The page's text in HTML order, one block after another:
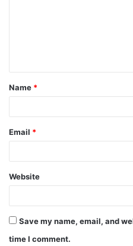
Name *
Email *
Website
Save my name, email, and
time I comment.